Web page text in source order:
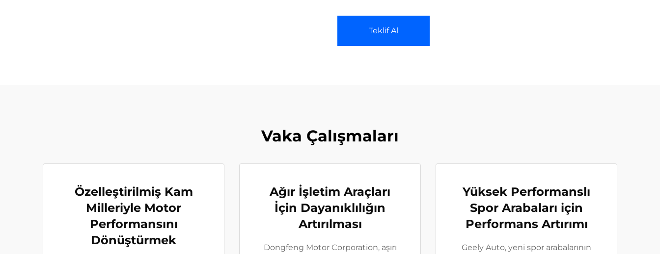
Teklif Al
Vaka Çalışmaları
Özelleştirilmiş Kam
Milleriyle Motor
Performansını
Dönüştürmek
Ağır İşletim Araçları
İçin Dayanıklılığın
Artırılması
Dongfeng Motor Corporation, aşırı
Yüksek Performanslı
Spor Arabaları için
Performans Artırımı
Geely Auto, yeni spor arabalarının